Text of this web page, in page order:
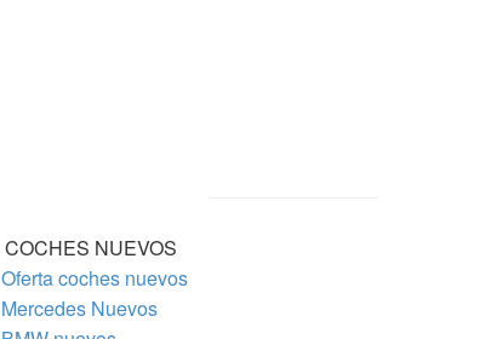
COCHES NUEVOS
Oferta coches nuevos
Mercedes Nuevos